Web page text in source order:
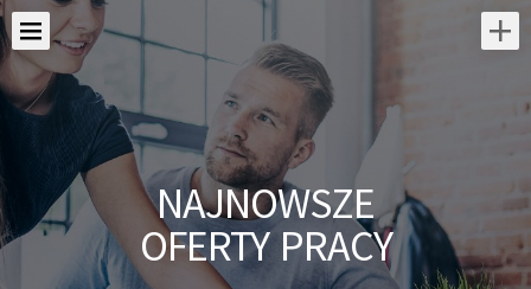
NAJNOWSZE
OFERTY PRACY